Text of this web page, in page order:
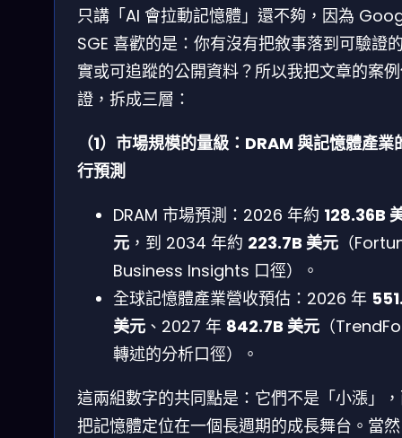
只講「AI 會拉動記憶體」還不夠，因為
SGE 喜歡的是：你有沒有把敘事落到可驗證
實或可追蹤的公開資料？所以我把文章的案
證，拆成三層：
（1）市場規模的量級：DRAM 與記憶體產業
行預測
DRAM 市場預測：2026 年約 128.36B
元 ，到 2034 年約 223.7B 美元 （
Business Insights 口徑）。
全球記憶體產業營收預估：2026 年
美元 、2027 年 842.7B 美元 （
轉述的分析口徑）。
這兩組數字的共同點是：它們不是「小漲」
把記憶體定位在一個長週期的成長舞台。當